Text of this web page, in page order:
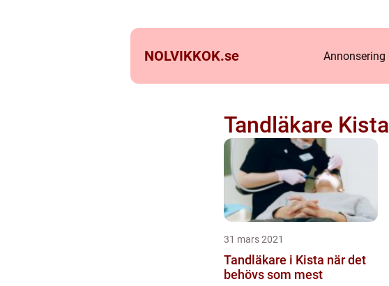
NOLVIKKOK.se Annonsering
Tandläkare Kista
31 mars 2021
Tandläkare i Kista när det
behövs som mest